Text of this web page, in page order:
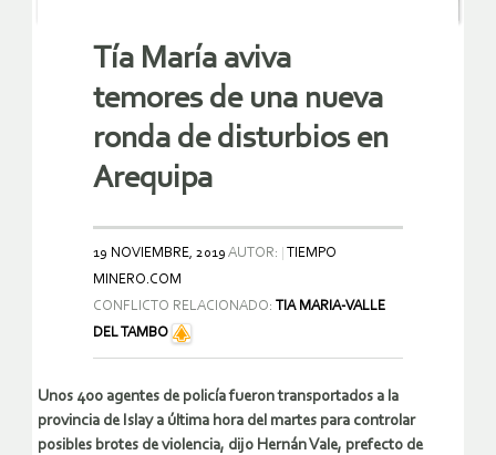
Tía María aviva
temores de una nueva
ronda de disturbios en
Arequipa
19 NOVIEMBRE, 2019 AUTOR:
TIEMPO
MINERO.COM
CONFLICTO RELACIONADO: TIA MARIA-VALLE
DEL TAMBO
Unos 400 agentes de policía fueron transportados a la
provincia de Islay a última hora del martes para controlar
posibles brotes de violencia, dijo Hernán Vale, prefecto de